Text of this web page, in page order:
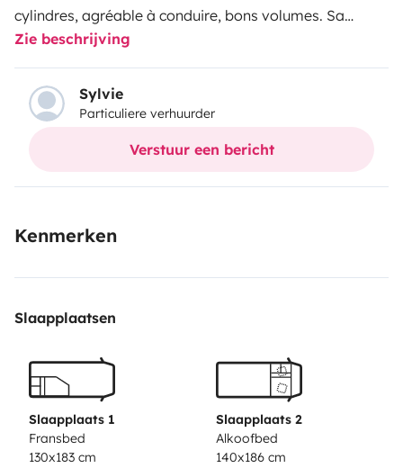
cylindres, agréable à conduire, bons volumes. Sa
consommation en carburant est raisonnable. Bien
entretenu, véhicule propre extérieur comme intérieur
on peut partir en toute sécurité en vacances !
Zie beschrijving
Sylvie
Particuliere verhuurder
Verstuur een bericht
Kenmerken
Slaapplaatsen
Slaapplaats 1
Fransbed
130x183 cm
Slaapplaats 2
Alkoofbed
140x186 cm